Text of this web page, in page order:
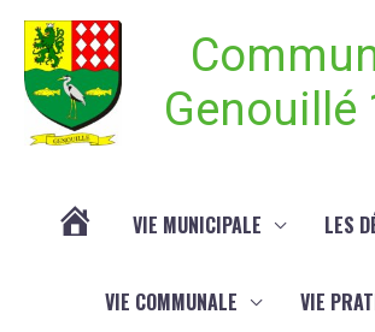
Genouillé
VIE MUNICIPALE LES
VIE COMMUNALE VIE